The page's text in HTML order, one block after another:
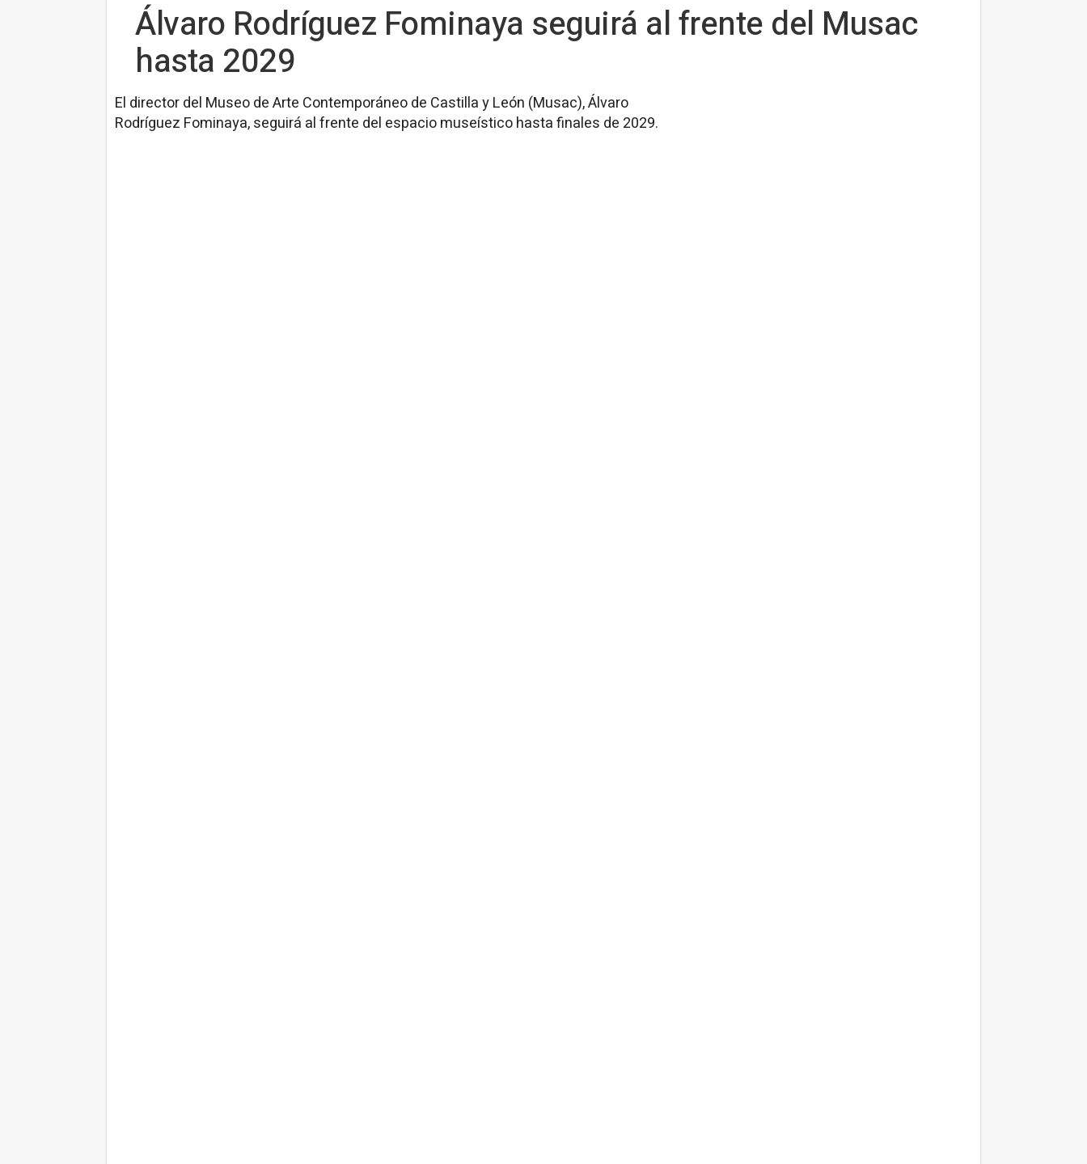
Álvaro Rodríguez Fominaya seguirá al frente del Musac
hasta 2029
El director del Museo de Arte Contemporáneo de Castilla y León (Musac), Álvaro
Rodríguez Fominaya, seguirá al frente del espacio museístico hasta finales de 2029.